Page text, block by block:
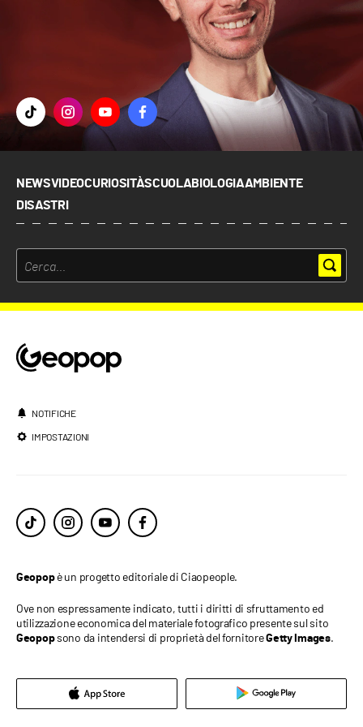
NEWSVIDEOCURIOSITÀSCUOLABIOLOGIAAMBIENTE
DISASTRI
NOTIFICHE
IMPOSTAZIONI
Geopopè un progetto editoriale di Ciaopeople.
Ove non espressamente indicato, tutti i diritti di sfruttamento ed
utilizzazione economica del materiale fotografico presente sul sito
Geopopsono da intendersi di proprietà del fornitoreGetty Images.